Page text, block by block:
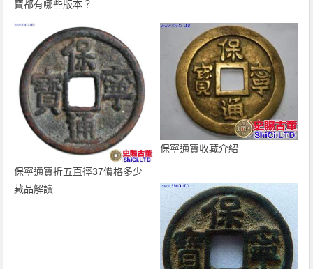
寶都有哪些版本？
保寧通寶折五直徑37價格多少
藏品解讀
保寧通寶收藏介紹